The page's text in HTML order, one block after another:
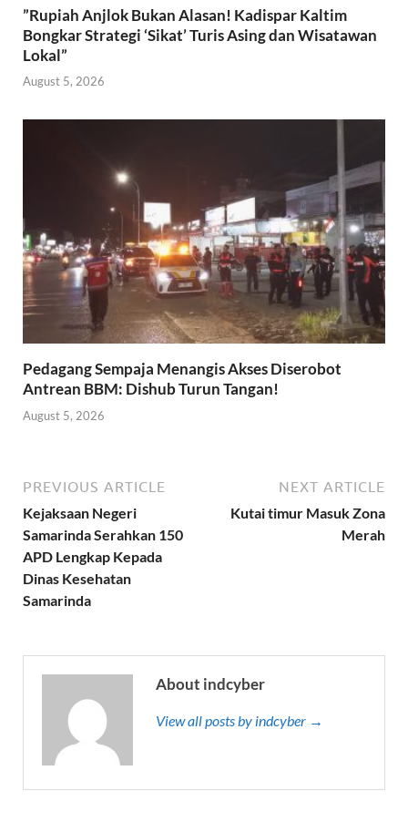
​”Rupiah Anjlok Bukan Alasan! Kadispar Kaltim
Bongkar Strategi ‘Sikat’ Turis Asing dan Wisatawan
Lokal”
August 5, 2026
Pedagang Sempaja Menangis Akses Diserobot
Antrean BBM: Dishub Turun Tangan!
August 5, 2026
PREVIOUS ARTICLE
Kejaksaan Negeri
Samarinda Serahkan 150
APD Lengkap Kepada
Dinas Kesehatan
Samarinda
NEXT ARTICLE
Kutai timur Masuk Zona
Merah
About indcyber
View all posts by indcyber →